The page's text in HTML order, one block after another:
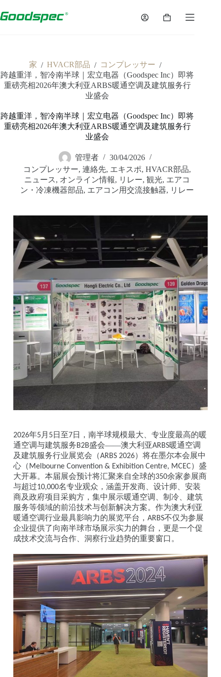
家 / HVACR部品 / コンプレッサー /
跨越重洋，智冷南半球｜宏立电器（Goodspec Inc）即将
重磅亮相2026年澳大利亚ARBS暖通空调及建筑服务行
业盛会
跨越重洋，智冷南半球｜宏立电器（Goodspec Inc）即将
重磅亮相2026年澳大利亚ARBS暖通空调及建筑服务行
业盛会
管理者
30/04/2026
コンプレッサー,連絡先, エキスポ,HVACR部品,
ニュース , オンライン情報, リレー,観光, エアコ
ン・冷凍機器部品, エアコン用交流接触器, リレー
2026年5月 5日至7日，南半球规模最大、专业度最高的暖
通空调与建筑服务B2B盛会——澳大利亚ARBS暖通空调
及建筑服务行业展览会（ARBS 2026）将在墨尔本会展中
心（Melbourne Convention & Exhibition Centre, MCEC）盛
大开幕。本届展会预计将汇聚来自全球的350余家参展商
与超过10,000名专业观众，涵盖开发商、设计师、安装
商及政府项目采购方，集中展示暖通空调、制冷、建筑
服务等领域的前沿技术与创新解决方案。作为澳大利亚
暖通空调行业最具影响力的展览平台， ARBS不仅为参展
企业提供了向南半球市场展示实力的舞台，更是一个促
成技术交流与合作、洞察行业趋势的重要窗口。